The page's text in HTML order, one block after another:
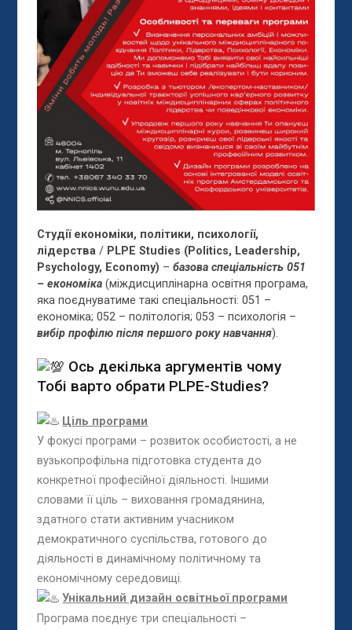
Студії економіки, політики, психології,
лідерства/ PLPEStudies (Politics, Leadership,
Psychology, Economy) –базова спеціальність 051
– економіка (міждисциплінарна освітня програма,
яка поєднуватиме такі спеціальності: 051 –
економіка; 052 – політологія; 053 – психологія –
вибір профілю після першого року навчання).
Ось декілька аргументів чому
Тобі варто обрати PLPE-Studies?
Ціль програми
У фокусі програми – розвиток особистості, а не
вузькопрофільна підготовка студента до
конкретної професійної діяльності. Іншими
словами її ціль – виховання громадянина,
здатного стати активним учасником
демократичного суспільства, готового до
діяльності в динамічному політичному та
економічному середовищі.
Унікальний дизайн освітньої програми
Програма поєднує три спеціальності –